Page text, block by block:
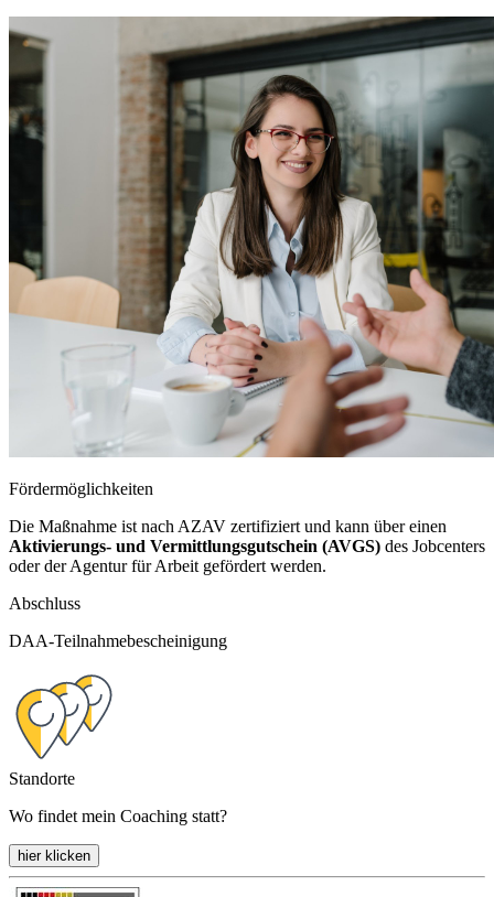
Fördermöglichkeiten
Die Maßnahme ist nach AZAV zertifiziert und kann über einen
Aktivierungs- und Vermittlungsgutschein (AVGS) des Jobcenters
oder der Agentur für Arbeit gefördert werden.
Abschluss
DAA-Teilnahmebescheinigung
Standorte
Wo findet mein Coaching statt?
hier klicken